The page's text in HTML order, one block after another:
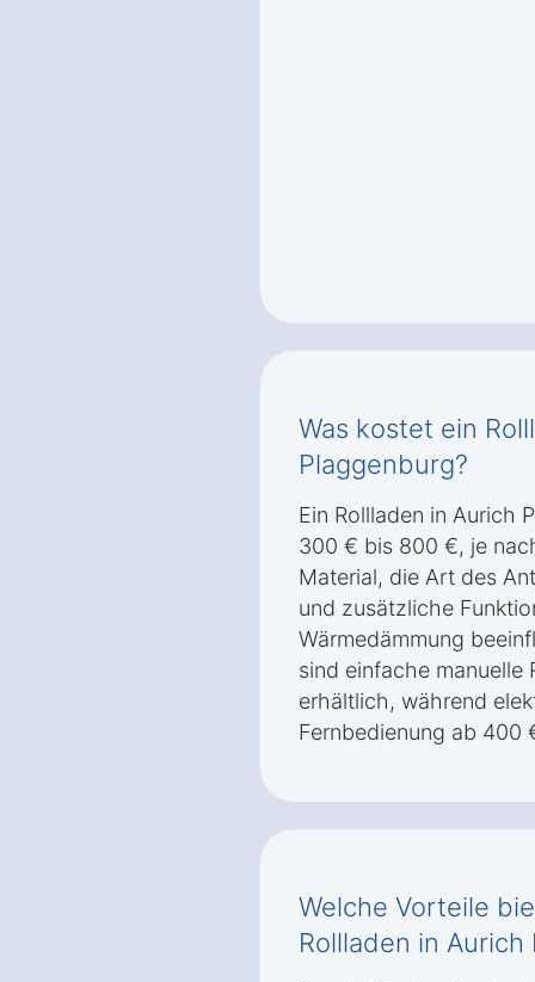
Was kostet ein
Plaggenburg?
Ein Rollladen in Aurich
300 € bis 800 €, je
Material, die Art des
und zusätzliche
Wärmedämmung
sind einfache manuelle
erhältlich, während
Fernbedienung ab 400
Welche Vorteile
Rollladen in